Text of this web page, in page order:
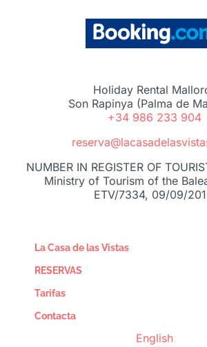
Holiday Rental
Son Rapinya (Palma de
+34 986 233 904
NUMBER IN REGISTER OF
Ministry of Tourism of the
ETV/7334, 09/09/
La Casa de las Vistas
RESERVAS
Tarifas
Contacta
English